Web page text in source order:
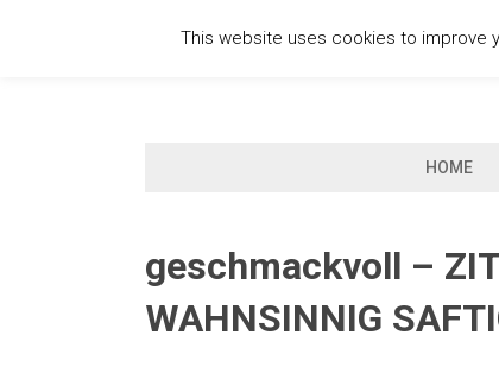
HOME
geschmackvoll –
WAHNSINNIG
This website uses cookies to improve